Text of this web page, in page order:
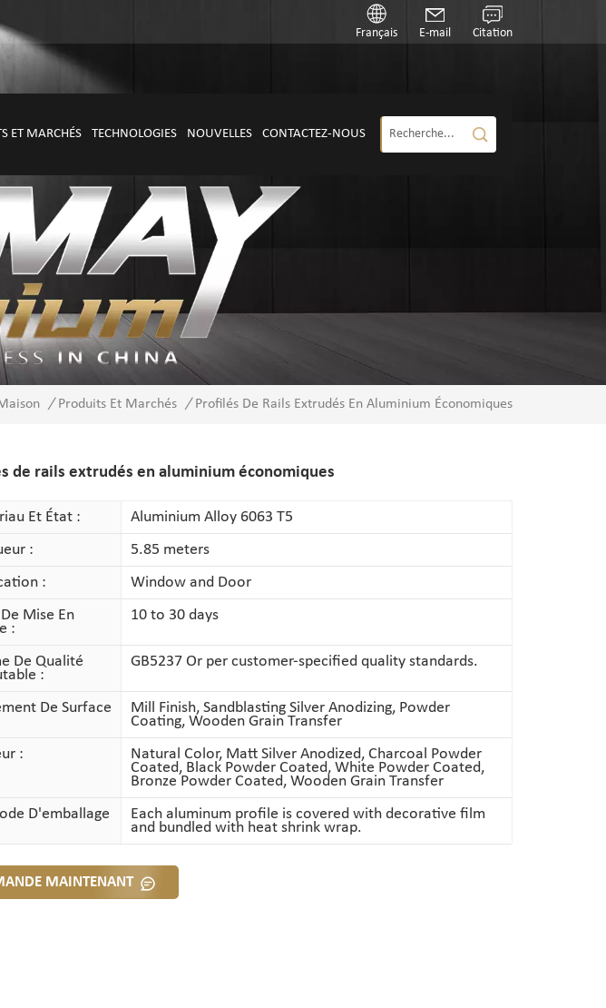
Français E-mail Citation
ET MARCHÉS TECHNOLOGIES NOUVELLES CONTACTEZ-NOUS
/ Produits Et Marchés / Profilés De Rails Extrudés En Aluminium Économiques
de rails extrudés en aluminium économiques
Et État :
Aluminium Alloy 6063 T5
:
5.85 meters
:
Window and Door
Mise En
:
10 to 30 days
De Qualité
:
GB5237 Or per customer-specified quality standards.
De Surface Mill Finish, Sandblasting Silver Anodizing, Powder
Coating, Wooden Grain Transfer
:
Natural Color, Matt Silver Anodized, Charcoal Powder
Coated, Black Powder Coated, White Powder Coated,
Bronze Powder Coated, Wooden Grain Transfer
D'emballage
Each aluminum profile is covered with decorative film
and bundled with heat shrink wrap.
MAINTENANT